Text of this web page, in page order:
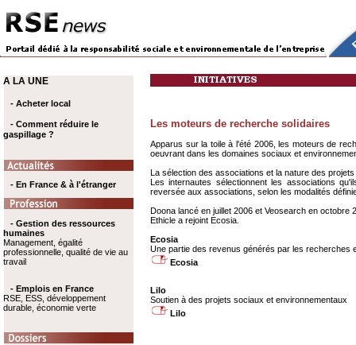
A LA UNE
- Acheter local
- Comment réduire le
gaspillage ?
- En France & à l'étranger
- Gestion des ressources
humaines
Management, égalité
professionnelle, qualité de vie au
travail
- Emplois en France
RSE, ESS, développement
durable, économie verte
Les moteurs de recherche solidaires
Apparus sur la toile à l'été 2006, les moteurs de
oeuvrant dans les domaines sociaux et
La sélection des associations et la nature des
Les internautes sélectionnent les associations
reversée aux associations, selon les modalités
Doona lancé en juillet 2006 et Veosearch en octobre
Ethicle a rejoint Ecosia.
Ecosia
Une partie des revenus générés par les recherches
Ecosia
Lilo
Soutien à des projets sociaux et environnementaux
Lilo